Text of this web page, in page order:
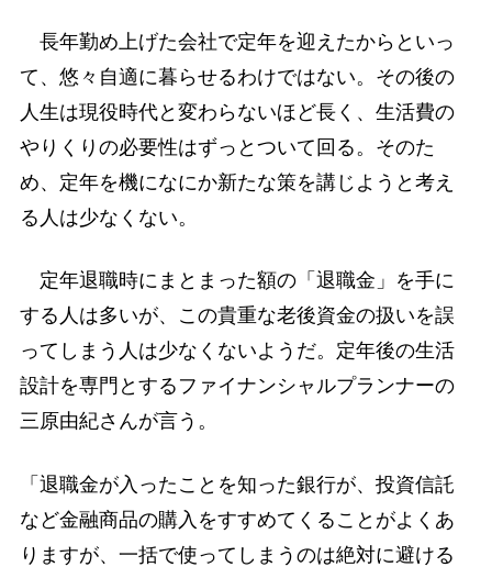
長年勤め上げた会社で定年を迎えたからといっ
て、悠々自適に暮らせるわけではない。その後の
人生は現役時代と変わらないほど長く、生活費の
やりくりの必要性はずっとついて回る。そのた
め、定年を機になにか新たな策を講じようと考え
る人は少なくない。
定年退職時にまとまった額の「退職金」を手に
する人は多いが、この貴重な老後資金の扱いを誤
ってしまう人は少なくないようだ。定年後の生活
設計を専門とするファイナンシャルプランナーの
三原由紀さんが言う。
「退職金が入ったことを知った銀行が、投資信託
など金融商品の購入をすすめてくることがよくあ
りますが、一括で使ってしまうのは絶対に避ける